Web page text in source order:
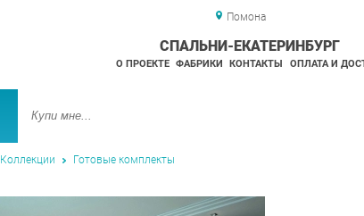
Помона
СПАЛЬНИ-ЕКАТЕРИНБУРГ
О ПРОЕКТЕ ФАБРИКИ КОНТАКТЫ ОПЛАТА И
Коллекции Готовые комплекты